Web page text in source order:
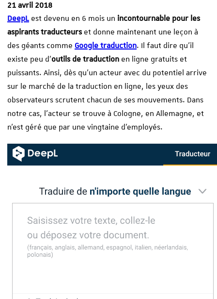
21 avril 2018
DeepL est devenu en 6 mois un incontournable pour les
aspirants traducteurset donne maintenant une leçon à
des géants comme Google traduction. Il faut dire qu’il
existe peu d’outils de traduction en ligne gratuits et
puissants. Ainsi, dès qu’un acteur avec du potentiel arrive
sur le marché de la traduction en ligne, les yeux des
observateurs scrutent chacun de ses mouvements. Dans
notre cas, l’acteur se trouve à Cologne, en Allemagne, et
n’est géré que par une vingtaine d’employés.